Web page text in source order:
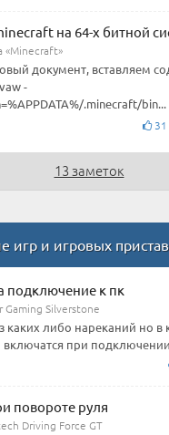
на 64-х битной
«Minecraft»
документ, вставляем
-
.minecraft/bin...
31
13 заметок
игр и игровых
подключение к пк
Gaming Silverstone
каких либо нареканий но
включатся при
повороте руля
Driving Force GT